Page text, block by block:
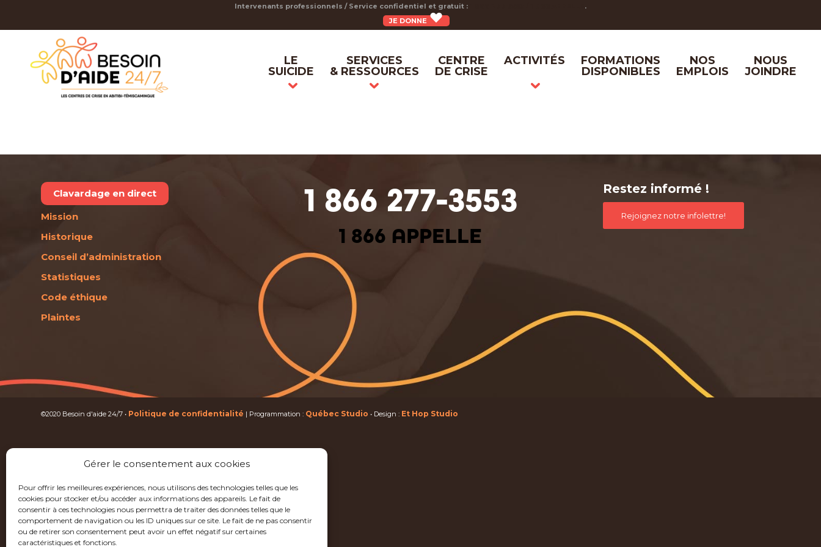
Gérer le consentement aux cookies
Pour offrir les meilleures expériences, nous utilisons des technologies telles que les
cookies pour stocker et/ou accéder aux informations des appareils. Le fait de
consentir à ces technologies nous permettra de traiter des données telles que le
comportement de navigation ou les ID uniques sur ce site. Le fait de ne pas consentir
ou de retirer son consentement peut avoir un effet négatif sur certaines
caractéristiques et fonctions.
Intervenants professionnels / Service confidentiel et gratuit :
.
JE DONNE
LE
SUICIDE
SERVICES
& RESSOURCES
CENTRE
DE CRISE
ACTIVITÉS
FORMATIONS
DISPONIBLES
NOS
EMPLOIS
NOUS
JOINDRE
Clavardage en direct
Mission
Historique
Conseil d’administration
Statistiques
Code éthique
Plaintes
1 866 277-3553
1 866 APPELLE
Restez informé !
Rejoignez notre infolettre!
©2020 Besoin d'aide 24/7 • Politique de confidentialité | Programmation : Québec Studio • Design : Et Hop Studio